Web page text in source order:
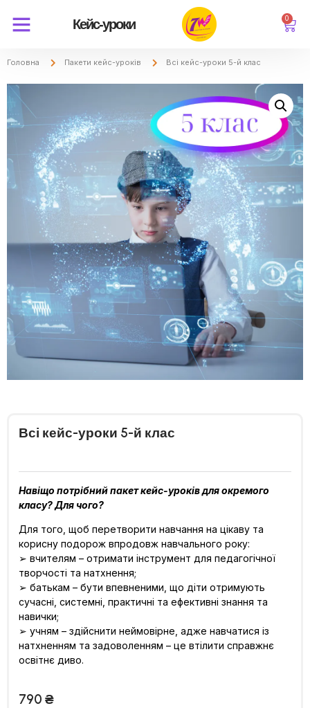
Кейс-уроки 0
Головна Пакети кейс-уроків Всі кейс-уроки 5-й клас
Всі кейс-уроки 5-й клас
Навіщо потрібний пакет кейс-уроків для окремого
класу? Для чого?
Для того, щоб перетворити навчання на цікаву та
корисну подорож впродовж навчального року:
➢ вчителям – отримати інструмент для педагогічної
творчості та натхнення;
➢ батькам – бути впевненими, що діти отримують
сучасні, системні, практичні та ефективні знання та
навички;
➢ учням – здійснити неймовірне, адже навчатися із
натхненням та задоволенням – це втілити справжнє
освітнє диво.
790 ₴